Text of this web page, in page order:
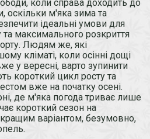
коли справа доходить до
оскільки м'яка зима та
ідеальні умови для
максимального розкриття
Людям же, які
кліматі, коли осінні дощі
у вересні, варто зупинити
короткий цикл росту та
вже на початку осені.
де м'яка погода триває лише
короткий сезон на
варіантом, безумовно,